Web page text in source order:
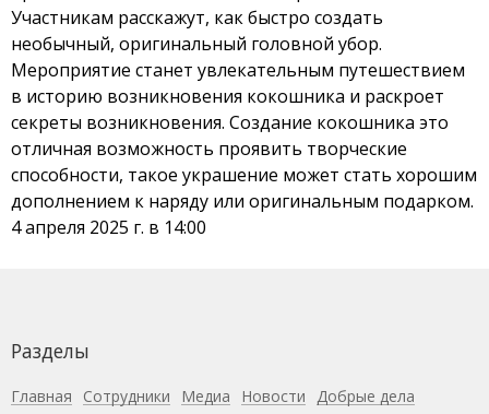
Участникам расскажут, как быстро создать
необычный, оригинальный головной убор.
Мероприятие станет увлекательным путешествием
в историю возникновения кокошника и раскроет
секреты возникновения. Создание кокошника это
отличная возможность проявить творческие
способности, такое украшение может стать хорошим
дополнением к наряду или оригинальным подарком.
4 апреля 2025 г. в 14:00
Разделы
Главная Сотрудники Медиа Новости Добрые дела